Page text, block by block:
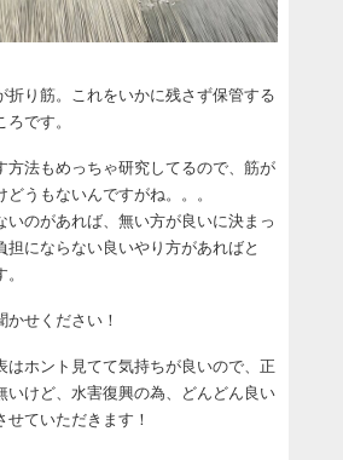
折り筋。これをいかに残さず保管する
です。
方法もめっちゃ研究してるので、筋が
うもないんですがね。。。
いのがあれば、無い方が良いに決まっ
担にならない良いやり方があればと
せください！
はホント見てて気持ちが良いので、正
いけど、水害復興の為、どんどん良い
ていただきます！